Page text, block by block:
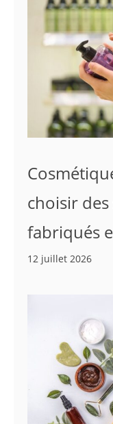
choisir
fabriqués
12 juillet 2026